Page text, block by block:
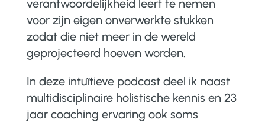
verantwoordelijkheid leert te nemen
voor zijn eigen onverwerkte stukken
zodat die niet meer in de wereld
geprojecteerd hoeven worden.
In deze intuïtieve podcast deel ik naast
multidisciplinaire holistische kennis en 23
jaar coaching ervaring ook soms